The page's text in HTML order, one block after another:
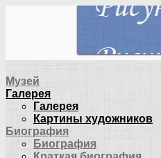
Музей
Галерея
Галерея
Картины художников
Биография
Биография